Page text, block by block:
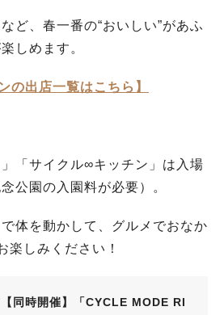
ど、春一番の“おいしい”があふ
しめます。
の出店一覧はこちら】
」「サイクル∞キッチン」は入場
公園の入園料が必要）。
体を動かして、グルメでおなか
楽しみください！
同時開催】「CYCLE MODE RI